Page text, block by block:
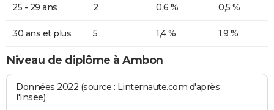
25 - 29 ans 2 0,6 % 0,5 %
30 ans et plus 5 1,4 % 1,9 %
Niveau de diplôme à Ambon
Données 2022 (source : Linternaute.com d'après
l'Insee)